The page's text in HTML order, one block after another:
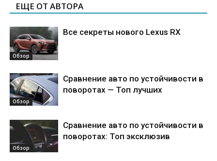
ЕЩЕ ОТ АВТОРА
Обзор
Все секреты нового Lexus RX
Обзор
Сравнение авто по устойчивости в
поворотах — Топ лучших
Обзор
Сравнение авто по устойчивости в
поворотах: Топ эксклюзив